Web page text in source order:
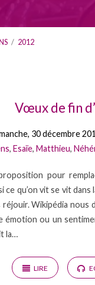
/ 2012
Vœux de fin
30 décembre
, Esaïe, Matthieu,
pour
ce qu’on vit se vit dans
réjouir. Wikipédia
émotion ou un
la…
LIRE